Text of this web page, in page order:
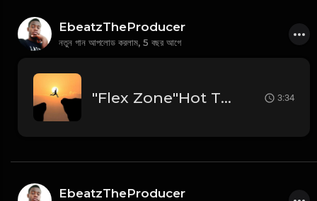
EbeatzTheProducer
নতুন গান আপলোড করলাম, 5 বছর আগে
"Flex Zone"Hot Trap Soul Type Beat 3:34
EbeatzTheProducer